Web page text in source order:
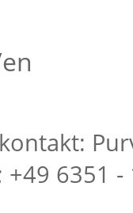
+49 6351 -